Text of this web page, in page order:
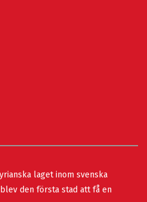
laget inom svenska
den första stad att få en